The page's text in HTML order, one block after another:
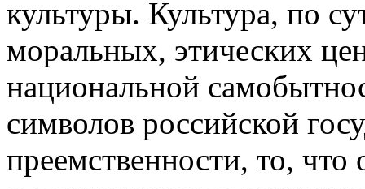
культуры. Культура, по
моральных, этических
национальной
символов российской
преемственности, то, что